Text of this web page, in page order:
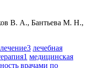
В. А., Бантьева М. Н.,
3 лечебная
1 медицинская
врачами по